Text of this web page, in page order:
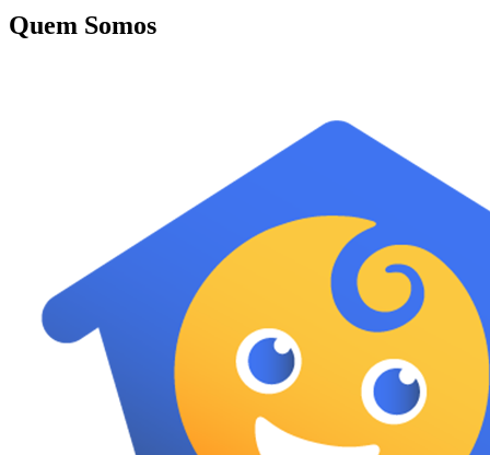
Quem Somos